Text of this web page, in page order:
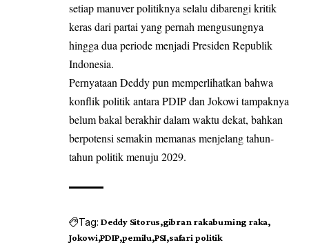
setiap manuver politiknya selalu dibarengi kritik
keras dari partai yang pernah mengusungnya
hingga dua periode menjadi Presiden Republik
Indonesia.
Pernyataan Deddy pun memperlihatkan bahwa
konflik politik antara PDIP dan Jokowi tampaknya
belum bakal berakhir dalam waktu dekat, bahkan
berpotensi semakin memanas menjelang tahun-
tahun politik menuju 2029.
Tag: Deddy Sitorus gibran rakabuming raka
Jokowi PDIP pemilu PSI safari politik